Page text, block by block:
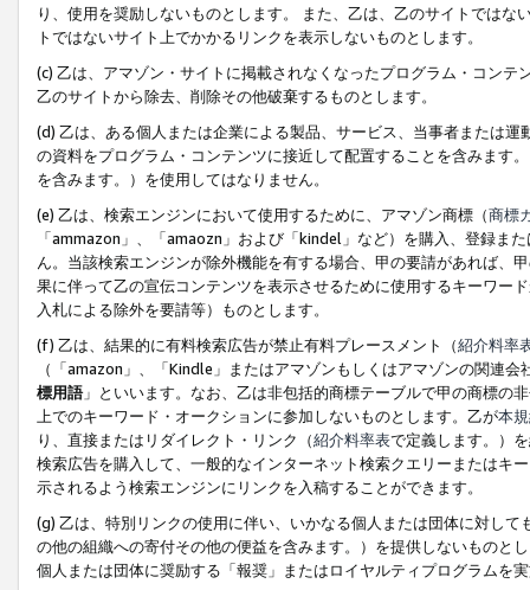
り、使用を奨励しないものとします。 また、乙は、乙のサイトでは
トではないサイト上でかかるリンクを表示しないものとします。
(c) 乙は、アマゾン・サイトに掲載されなくなったプログラム・コン
乙のサイトから除去、削除その他破棄するものとします。
(d) 乙は、ある個人または企業による製品、サービス、当事者または
の資料をプログラム・コンテンツに接近して配置することを含みます
を含みます。）を使用してはなりません。
(e) 乙は、検索エンジンにおいて使用するために、アマゾン商標（商標
「ammazon」、「amaozn」および「kindel」など）を購入、登録ま
ん。当該検索エンジンが除外機能を有する場合、甲の要請があれば、
果に伴って乙の宣伝コンテンツを表示させるために使用するキーワー
入札による除外を要請等）ものとします。
(f) 乙は、結果的に有料検索広告が禁止有料プレースメント（紹介料率
（「amazon」、「Kindle」またはアマゾンもしくはアマゾンの関連
標用語」といいます。なお、乙は非包括的商標テーブルで甲の商標の
上でのキーワード・オークションに参加しないものとします。乙が本
り、直接またはリダイレクト・リンク（紹介料率表で定義します。）
検索広告を購入して、一般的なインターネット検索クエリーまたはキ
示されるよう検索エンジンにリンクを入稿することができます。
(g) 乙は、特別リンクの使用に伴い、いかなる個人または団体に対し
の他の組織への寄付その他の便益を含みます。）を提供しないものと
個人または団体に奨励する「報奨」またはロイヤルティプログラムを